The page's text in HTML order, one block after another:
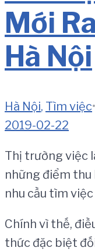
Mới
Hà Nội
Hà Nội, Tìm việc•
2019-02-22
Thị trường việc
những điểm
nhu cầu tìm việc
Chính vì thế,
thức đặc biệt